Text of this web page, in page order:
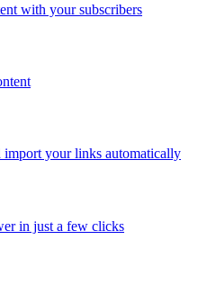
with your subscribers
import your links automatically
in just a few clicks